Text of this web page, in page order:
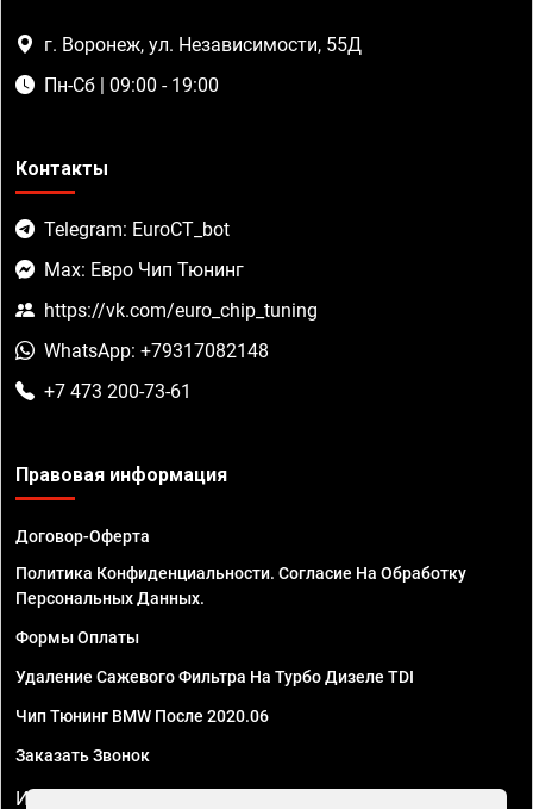
г. Воронеж, ул. Независимости, 55Д
Пн-Сб | 09:00 - 19:00
Контакты
Telegram: EuroCT_bot
Max: Евро Чип Тюнинг
https://vk.com/euro_chip_tuning
WhatsApp: +79317082148
+7 473 200-73-61
Правовая информация
Договор-Оферта
Политика Конфиденциальности. Согласие На Обработку
Персональных Данных.
Формы Оплаты
Удаление Сажевого Фильтра На Турбо Дизеле TDI
Чип Тюнинг BMW После 2020.06
Заказать Звонок
ИП Смирнов Георгий Павлович. ИНН 781302555843,